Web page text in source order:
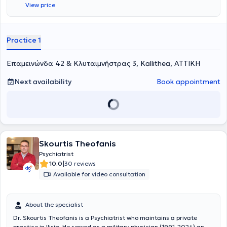
– Υπηρεσίας Επαγγελματικής Εκπαίδευσης και Αποκατάστασης
(Μ.Η.Π.-Υ.Ε.Ε.Α.) και παράλληλα παρέχει υπηρεσίες στην Εταιρία
View price
Practice 1
Επαμεινώνδα 42 & Κλυταιμνήστρας 3, Kallithea, ΑΤΤΙΚΗ
Next availability
Book appointment
Skourtis Theofanis
Psychiatrist
10.0|30 reviews
Available for video consultation
About the specialist
Dr. Skourtis Theofanis is a Psychiatrist who maintains a private